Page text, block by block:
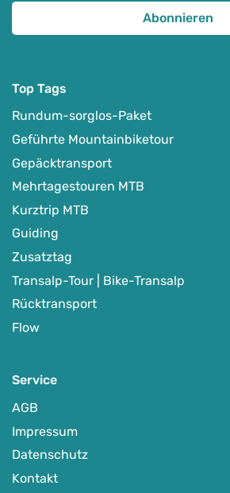
Top Tags
Rundum-sorglos-Paket
Geführte Mountainbiketour
Gepäcktransport
Mehrtagestouren MTB
Kurztrip MTB
Guiding
Zusatztag
Transalp-Tour | Bike-Transalp
Rücktransport
Flow
Service
AGB
Impressum
Datenschutz
Kontakt